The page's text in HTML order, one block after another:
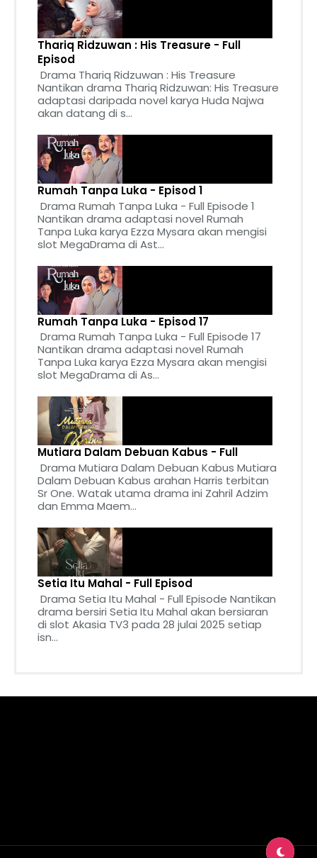
Thariq Ridzuwan : His Treasure - Full
Episod
Drama Thariq Ridzuwan : His Treasure
Nantikan drama Thariq Ridzuwan: His Treasure
adaptasi daripada novel karya Huda Najwa
akan datang di s...
Rumah Tanpa Luka - Episod 1
Drama Rumah Tanpa Luka - Full Episode 1
Nantikan drama adaptasi novel Rumah
Tanpa Luka karya Ezza Mysara akan mengisi
slot MegaDrama di Ast...
Rumah Tanpa Luka - Episod 17
Drama Rumah Tanpa Luka - Full Episode 17
Nantikan drama adaptasi novel Rumah
Tanpa Luka karya Ezza Mysara akan mengisi
slot MegaDrama di As...
Mutiara Dalam Debuan Kabus - Full
Drama Mutiara Dalam Debuan Kabus Mutiara
Dalam Debuan Kabus arahan Harris terbitan
Sr One. Watak utama drama ini Zahril Adzim
dan Emma Maem...
Setia Itu Mahal - Full Episod
Drama Setia Itu Mahal - Full Episode Nantikan
drama bersiri Setia Itu Mahal akan bersiaran
di slot Akasia TV3 pada 28 julai 2025 setiap
isn...